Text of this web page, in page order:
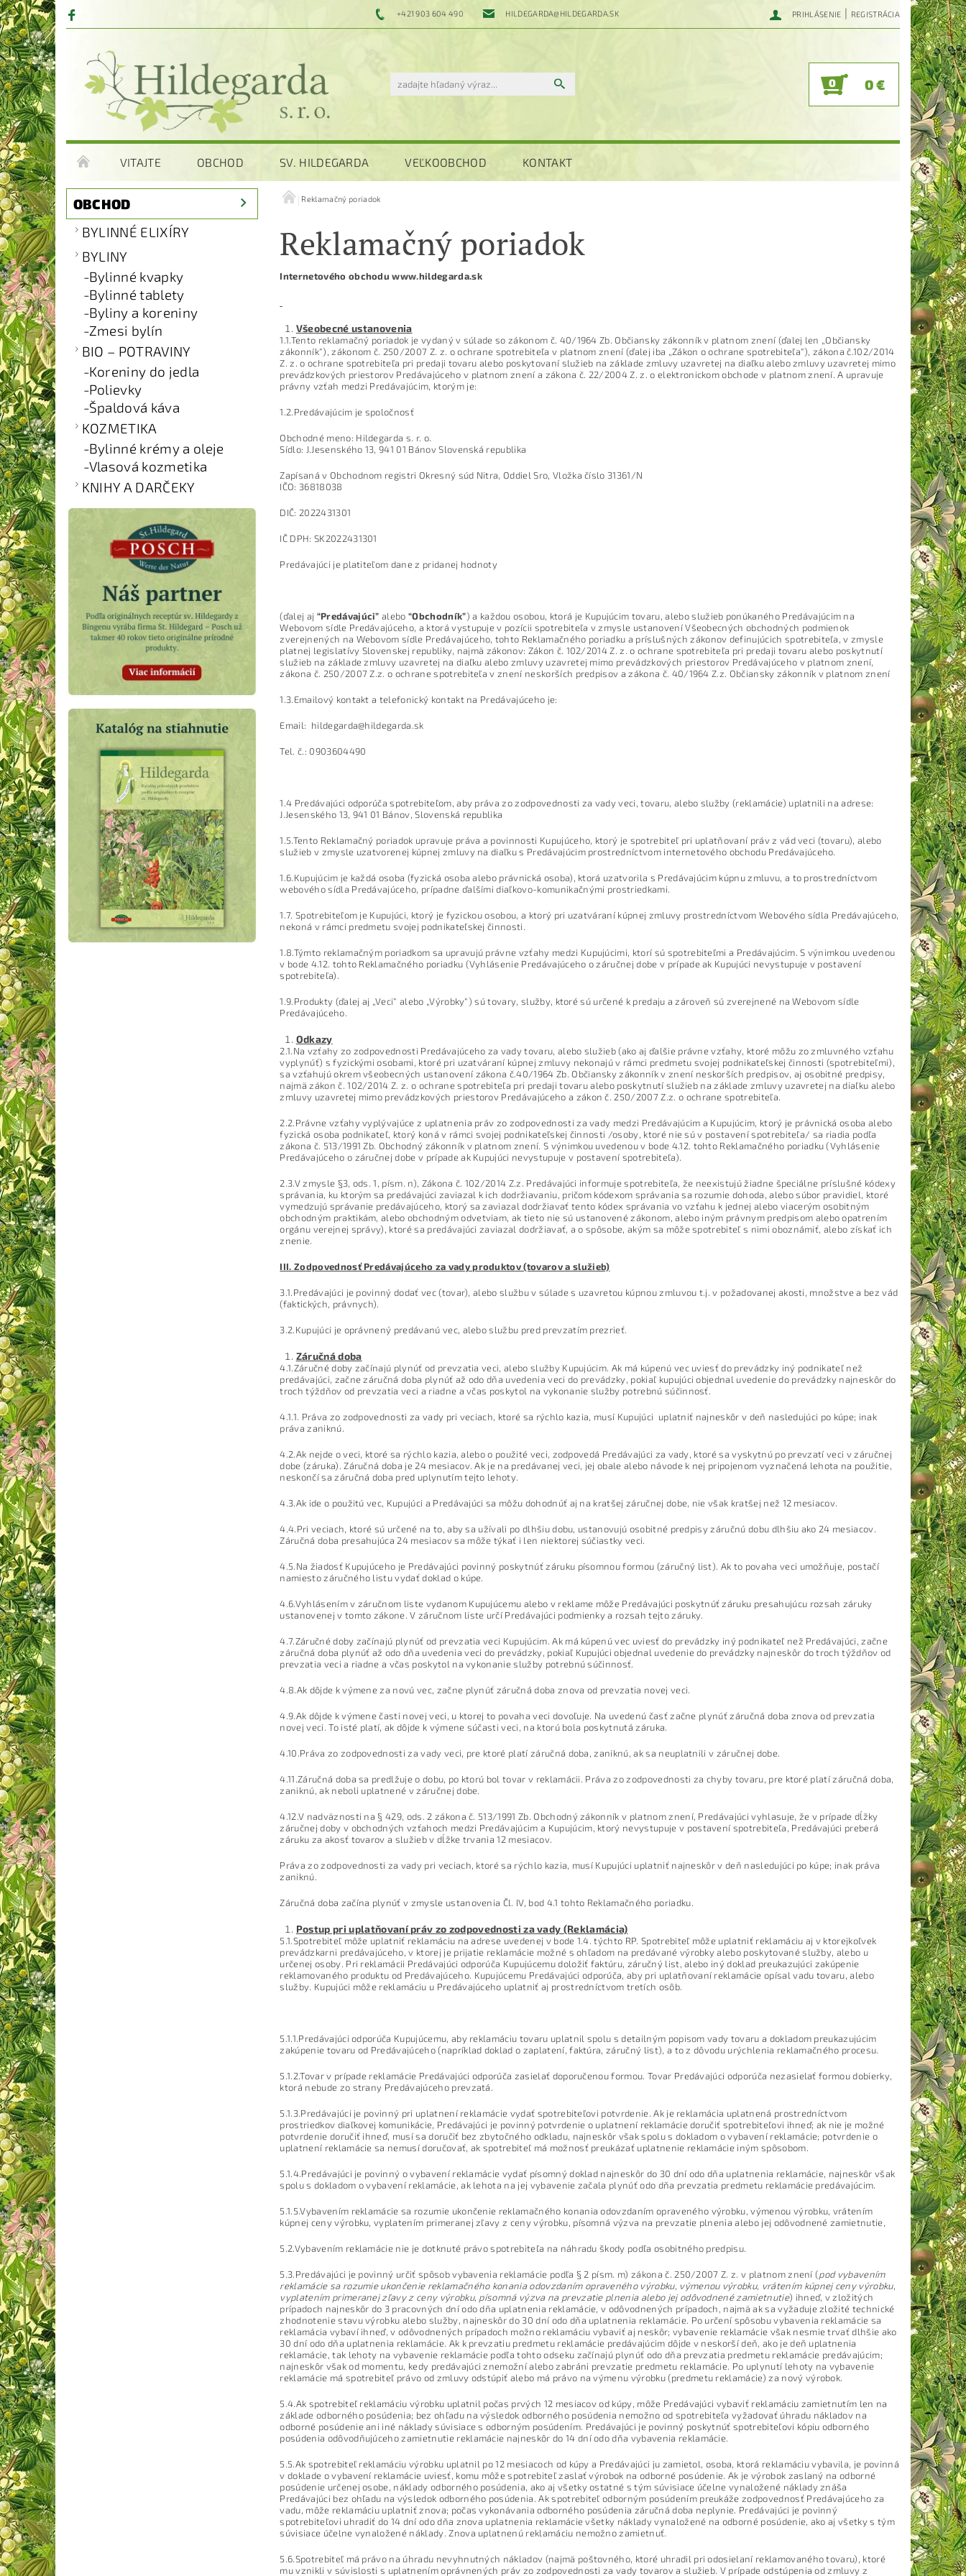
+421 903 604 490 HILDEGARDA@HILDEGARDA.SK PRIHLÁSENIE | REGISTRÁCIA
0 0 €
VITAJTE OBCHOD SV. HILDEGARDA VEĽKOOBCHOD KONTAKT
OBCHOD
BYLINNÉ ELIXÍRY
BYLINY
Bylinné kvapky
Bylinné tablety
Byliny a koreniny
Zmesi bylín
BIO – POTRAVINY
Koreniny do jedla
Polievky
Špaldová káva
KOZMETIKA
Bylinné krémy a oleje
Vlasová kozmetika
KNIHY A DARČEKY
Reklamačný poriadok
Reklamačný poriadok
Internetového obchodu www.hildegarda.sk
Všeobecné ustanovenia
1.1.Tento reklamačný poriadok je vydaný v súlade so zákonom č. 40/1964 Zb. Občiansky zákonník v platnom znení (ďalej len „Občiansky
zákonník“), zákonom č. 250/2007 Z. z. o ochrane spotrebiteľa v platnom znení (ďalej iba „Zákon o ochrane spotrebiteľa“), zákona č.102/2014
Z. z. o ochrane spotrebiteľa pri predaji tovaru alebo poskytovaní služieb na základe zmluvy uzavretej na diaľku alebo zmluvy uzavretej mimo
prevádzkových priestorov Predávajúceho v platnom znení a zákona č. 22/2004 Z. z. o elektronickom obchode v platnom znení. A upravuje
právny vzťah medzi Predávajúcim, ktorým je:
1.2.Predávajúcim je spoločnosť
Obchodné meno: Hildegarda s. r. o.
Sídlo: J.Jesenského 13, 941 01 Bánov Slovenská republika
Zapísaná v Obchodnom registri Okresný súd Nitra, Oddiel Sro, Vložka číslo 31361/N
IČO: 36818038
DIČ: 2022431301
IČ DPH: SK2022431301
Predávajúci je platiteľom dane z pridanej hodnoty
(ďalej aj “Predávajúci” alebo “Obchodník”) a každou osobou, ktorá je Kupujúcim tovaru, alebo služieb ponúkaného Predávajúcim na
Webovom sídle Predávajúceho, a ktorá vystupuje v pozícii spotrebiteľa v zmysle ustanovení Všeobecných obchodných podmienok
zverejnených na Webovom sídle Predávajúceho, tohto Reklamačného poriadku a príslušných zákonov definujúcich spotrebiteľa, v zmysle
platnej legislatívy Slovenskej republiky, najmä zákonov: Zákon č. 102/2014 Z. z. o ochrane spotrebiteľa pri predaji tovaru alebo poskytnutí
služieb na základe zmluvy uzavretej na diaľku alebo zmluvy uzavretej mimo prevádzkových priestorov Predávajúceho v platnom znení,
zákona č. 250/2007 Z.z. o ochrane spotrebiteľa v znení neskorších predpisov a zákona č. 40/1964 Z.z. Občiansky zákonník v platnom znení
1.3.Emailový kontakt a telefonický kontakt na Predávajúceho je:
Email: hildegarda@hildegarda.sk
Tel. č.: 0903604490
1.4 Predávajúci odporúča spotrebiteľom, aby práva zo zodpovednosti za vady veci, tovaru, alebo služby (reklamácie) uplatnili na adrese:
J.Jesenského 13, 941 01 Bánov, Slovenská republika
1.5.Tento Reklamačný poriadok upravuje práva a povinnosti Kupujúceho, ktorý je spotrebiteľ pri uplatňovaní práv z vád veci (tovaru), alebo
služieb v zmysle uzatvorenej kúpnej zmluvy na diaľku s Predávajúcim prostredníctvom internetového obchodu Predávajúceho.
1.6.Kupujúcim je každá osoba (fyzická osoba alebo právnická osoba), ktorá uzatvorila s Predávajúcim kúpnu zmluvu, a to prostredníctvom
webového sídla Predávajúceho, prípadne ďalšími diaľkovo-komunikačnými prostriedkami.
1.7. Spotrebiteľom je Kupujúci, ktorý je fyzickou osobou, a ktorý pri uzatváraní kúpnej zmluvy prostredníctvom Webového sídla Predávajúceho,
nekoná v rámci predmetu svojej podnikateľskej činnosti.
1.8.Týmto reklamačným poriadkom sa upravujú právne vzťahy medzi Kupujúcimi, ktorí sú spotrebiteľmi a Predávajúcim. S výnimkou uvedenou
v bode 4.12. tohto Reklamačného poriadku (Vyhlásenie Predávajúceho o záručnej dobe v prípade ak Kupujúci nevystupuje v postavení
spotrebiteľa).
1.9.Produkty (ďalej aj „Veci“ alebo „Výrobky“) sú tovary, služby, ktoré sú určené k predaju a zároveň sú zverejnené na Webovom sídle
Predávajúceho.
Odkazy
2.1.Na vzťahy zo zodpovednosti Predávajúceho za vady tovaru, alebo služieb (ako aj ďalšie právne vzťahy, ktoré môžu zo zmluvného vzťahu
vyplynúť) s fyzickými osobami, ktoré pri uzatváraní kúpnej zmluvy nekonajú v rámci predmetu svojej podnikateľskej činnosti (spotrebiteľmi),
sa vzťahujú okrem všeobecných ustanovení zákona č.40/1964 Zb. Občiansky zákonník v znení neskorších predpisov, aj osobitné predpisy,
najmä zákon č. 102/2014 Z. z. o ochrane spotrebiteľa pri predaji tovaru alebo poskytnutí služieb na základe zmluvy uzavretej na diaľku alebo
zmluvy uzavretej mimo prevádzkových priestorov Predávajúceho a zákon č. 250/2007 Z.z. o ochrane spotrebiteľa.
2.2.Právne vzťahy vyplývajúce z uplatnenia práv zo zodpovednosti za vady medzi Predávajúcim a Kupujúcim, ktorý je právnická osoba alebo
fyzická osoba podnikateľ, ktorý koná v rámci svojej podnikateľskej činnosti /osoby, ktoré nie sú v postavení spotrebiteľa/ sa riadia podľa
zákona č. 513/1991 Zb. Obchodný zákonník v platnom znení. S výnimkou uvedenou v bode 4.12. tohto Reklamačného poriadku (Vyhlásenie
Predávajúceho o záručnej dobe v prípade ak Kupujúci nevystupuje v postavení spotrebiteľa).
2.3.V zmysle §3, ods. 1, písm. n), Zákona č. 102/2014 Z.z. Predávajúci informuje spotrebiteľa, že neexistujú žiadne špeciálne príslušné kódexy
správania, ku ktorým sa predávajúci zaviazal k ich dodržiavaniu, pričom kódexom správania sa rozumie dohoda, alebo súbor pravidiel, ktoré
vymedzujú správanie predávajúceho, ktorý sa zaviazal dodržiavať tento kódex správania vo vzťahu k jednej alebo viacerým osobitným
obchodným praktikám, alebo obchodným odvetviam, ak tieto nie sú ustanovené zákonom, alebo iným právnym predpisom alebo opatrením
orgánu verejnej správy), ktoré sa predávajúci zaviazal dodržiavať, a o spôsobe, akým sa môže spotrebiteľ s nimi oboznámiť, alebo získať ich
znenie.
III. Zodpovednosť Predávajúceho za vady produktov (tovarov a služieb)
3.1.Predávajúci je povinný dodať vec (tovar), alebo službu v súlade s uzavretou kúpnou zmluvou t.j. v požadovanej akosti, množstve a bez vád
(faktických, právnych).
3.2.Kupujúci je oprávnený predávanú vec, alebo službu pred prevzatím prezrieť.
Záručná doba
4.1.Záručné doby začínajú plynúť od prevzatia veci, alebo služby Kupujúcim. Ak má kúpenú vec uviesť do prevádzky iný podnikateľ než
predávajúci, začne záručná doba plynúť až odo dňa uvedenia veci do prevádzky, pokiaľ kupujúci objednal uvedenie do prevádzky najneskôr do
troch týždňov od prevzatia veci a riadne a včas poskytol na vykonanie služby potrebnú súčinnosť.
4.1.1. Práva zo zodpovednosti za vady pri veciach, ktoré sa rýchlo kazia, musí Kupujúci uplatniť najneskôr v deň nasledujúci po kúpe; inak
práva zaniknú.
4.2.Ak nejde o veci, ktoré sa rýchlo kazia, alebo o použité veci, zodpovedá Predávajúci za vady, ktoré sa vyskytnú po prevzatí veci v záručnej
dobe (záruka). Záručná doba je 24 mesiacov. Ak je na predávanej veci, jej obale alebo návode k nej pripojenom vyznačená lehota na použitie,
neskončí sa záručná doba pred uplynutím tejto lehoty.
4.3.Ak ide o použitú vec, Kupujúci a Predávajúci sa môžu dohodnúť aj na kratšej záručnej dobe, nie však kratšej než 12 mesiacov.
4.4.Pri veciach, ktoré sú určené na to, aby sa užívali po dlhšiu dobu, ustanovujú osobitné predpisy záručnú dobu dlhšiu ako 24 mesiacov.
Záručná doba presahujúca 24 mesiacov sa môže týkať i len niektorej súčiastky veci.
4.5.Na žiadosť Kupujúceho je Predávajúci povinný poskytnúť záruku písomnou formou (záručný list). Ak to povaha veci umožňuje, postačí
namiesto záručného listu vydať doklad o kúpe.
4.6.Vyhlásením v záručnom liste vydanom Kupujúcemu alebo v reklame môže Predávajúci poskytnúť záruku presahujúcu rozsah záruky
ustanovenej v tomto zákone. V záručnom liste určí Predávajúci podmienky a rozsah tejto záruky.
4.7.Záručné doby začínajú plynúť od prevzatia veci Kupujúcim. Ak má kúpenú vec uviesť do prevádzky iný podnikateľ než Predávajúci, začne
záručná doba plynúť až odo dňa uvedenia veci do prevádzky, pokiaľ Kupujúci objednal uvedenie do prevádzky najneskôr do troch týždňov od
prevzatia veci a riadne a včas poskytol na vykonanie služby potrebnú súčinnosť.
4.8.Ak dôjde k výmene za novú vec, začne plynúť záručná doba znova od prevzatia novej veci.
4.9.Ak dôjde k výmene časti novej veci, u ktorej to povaha veci dovoľuje. Na uvedenú časť začne plynúť záručná doba znova od prevzatia
novej veci. To isté platí, ak dôjde k výmene súčasti veci, na ktorú bola poskytnutá záruka.
4.10.Práva zo zodpovednosti za vady veci, pre ktoré platí záručná doba, zaniknú, ak sa neuplatnili v záručnej dobe.
4.11.Záručná doba sa predlžuje o dobu, po ktorú bol tovar v reklamácii. Práva zo zodpovednosti za chyby tovaru, pre ktoré platí záručná doba,
zaniknú, ak neboli uplatnené v záručnej dobe.
4.12.V nadväznosti na § 429, ods. 2 zákona č. 513/1991 Zb. Obchodný zákonník v platnom znení, Predávajúci vyhlasuje, že v prípade dĺžky
záručnej doby v obchodných vzťahoch medzi Predávajúcim a Kupujúcim, ktorý nevystupuje v postavení spotrebiteľa, Predávajúci preberá
záruku za akosť tovarov a služieb v dĺžke trvania 12 mesiacov.
Práva zo zodpovednosti za vady pri veciach, ktoré sa rýchlo kazia, musí Kupujúci uplatniť najneskôr v deň nasledujúci po kúpe; inak práva
zaniknú.
Záručná doba začína plynúť v zmysle ustanovenia Čl. IV, bod 4.1 tohto Reklamačného poriadku.
Postup pri uplatňovaní práv zo zodpovednosti za vady (Reklamácia)
5.1.Spotrebiteľ môže uplatniť reklamáciu na adrese uvedenej v bode 1.4. týchto RP. Spotrebiteľ môže uplatniť reklamáciu aj v ktorejkoľvek
prevádzkarni predávajúceho, v ktorej je prijatie reklamácie možné s ohľadom na predávané výrobky alebo poskytované služby, alebo u
určenej osoby. Pri reklamácii Predávajúci odporúča Kupujúcemu doložiť faktúru, záručný list, alebo iný doklad preukazujúci zakúpenie
reklamovaného produktu od Predávajúceho. Kupujúcemu Predávajúci odporúča, aby pri uplatňovaní reklamácie opísal vadu tovaru, alebo
služby. Kupujúci môže reklamáciu u Predávajúceho uplatniť aj prostredníctvom tretích osôb.
5.1.1.Predávajúci odporúča Kupujúcemu, aby reklamáciu tovaru uplatnil spolu s detailným popisom vady tovaru a dokladom preukazujúcim
zakúpenie tovaru od Predávajúceho (napríklad doklad o zaplatení, faktúra, záručný list), a to z dôvodu urýchlenia reklamačného procesu.
5.1.2.Tovar v prípade reklamácie Predávajúci odporúča zasielať doporučenou formou. Tovar Predávajúci odporúča nezasielať formou dobierky,
ktorá nebude zo strany Predávajúceho prevzatá.
5.1.3.Predávajúci je povinný pri uplatnení reklamácie vydať spotrebiteľovi potvrdenie. Ak je reklamácia uplatnená prostredníctvom
prostriedkov diaľkovej komunikácie, Predávajúci je povinný potvrdenie o uplatnení reklamácie doručiť spotrebiteľovi ihneď; ak nie je možné
potvrdenie doručiť ihneď, musí sa doručiť bez zbytočného odkladu, najneskôr však spolu s dokladom o vybavení reklamácie; potvrdenie o
uplatnení reklamácie sa nemusí doručovať, ak spotrebiteľ má možnosť preukázať uplatnenie reklamácie iným spôsobom.
5.1.4.Predávajúci je povinný o vybavení reklamácie vydať písomný doklad najneskôr do 30 dní odo dňa uplatnenia reklamácie, najneskôr však
spolu s dokladom o vybavení reklamácie, ak lehota na jej vybavenie začala plynúť odo dňa prevzatia predmetu reklamácie predávajúcim.
5.1.5.Vybavením reklamácie sa rozumie ukončenie reklamačného konania odovzdaním opraveného výrobku, výmenou výrobku, vrátením
kúpnej ceny výrobku, vyplatením primeranej zľavy z ceny výrobku, písomná výzva na prevzatie plnenia alebo jej odôvodnené zamietnutie,
5.2.Vybavením reklamácie nie je dotknuté právo spotrebiteľa na náhradu škody podľa osobitného predpisu.
5.3.Predávajúci je povinný určiť spôsob vybavenia reklamácie podľa § 2 písm. m) zákona č. 250/2007 Z. z. v platnom znení (pod vybavením
reklamácie sa rozumie ukončenie reklamačného konania odovzdaním opraveného výrobku, výmenou výrobku, vrátením kúpnej ceny výrobku,
vyplatením primeranej zľavy z ceny výrobku, písomná výzva na prevzatie plnenia alebo jej odôvodnené zamietnutie) ihneď, v zložitých
prípadoch najneskôr do 3 pracovných dní odo dňa uplatnenia reklamácie, v odôvodnených prípadoch, najmä ak sa vyžaduje zložité technické
zhodnotenie stavu výrobku alebo služby, najneskôr do 30 dní odo dňa uplatnenia reklamácie. Po určení spôsobu vybavenia reklamácie sa
reklamácia vybaví ihneď, v odôvodnených prípadoch možno reklamáciu vybaviť aj neskôr; vybavenie reklamácie však nesmie trvať dlhšie ako
30 dní odo dňa uplatnenia reklamácie. Ak k prevzatiu predmetu reklamácie predávajúcim dôjde v neskorší deň, ako je deň uplatnenia
reklamácie, tak lehoty na vybavenie reklamácie podľa tohto odseku začínajú plynúť odo dňa prevzatia predmetu reklamácie predávajúcim;
najneskôr však od momentu, kedy predávajúci znemožní alebo zabráni prevzatie predmetu reklamácie. Po uplynutí lehoty na vybavenie
reklamácie má spotrebiteľ právo od zmluvy odstúpiť alebo má právo na výmenu výrobku (predmetu reklamácie) za nový výrobok.
5.4.Ak spotrebiteľ reklamáciu výrobku uplatnil počas prvých 12 mesiacov od kúpy, môže Predávajúci vybaviť reklamáciu zamietnutím len na
základe odborného posúdenia; bez ohľadu na výsledok odborného posúdenia nemožno od spotrebiteľa vyžadovať úhradu nákladov na
odborné posúdenie ani iné náklady súvisiace s odborným posúdením. Predávajúci je povinný poskytnúť spotrebiteľovi kópiu odborného
posúdenia odôvodňujúceho zamietnutie reklamácie najneskôr do 14 dní odo dňa vybavenia reklamácie.
5.5.Ak spotrebiteľ reklamáciu výrobku uplatnil po 12 mesiacoch od kúpy a Predávajúci ju zamietol, osoba, ktorá reklamáciu vybavila, je povinná
v doklade o vybavení reklamácie uviesť, komu môže spotrebiteľ zaslať výrobok na odborné posúdenie. Ak je výrobok zaslaný na odborné
posúdenie určenej osobe, náklady odborného posúdenia, ako aj všetky ostatné s tým súvisiace účelne vynaložené náklady znáša
Predávajúci bez ohľadu na výsledok odborného posúdenia. Ak spotrebiteľ odborným posúdením preukáže zodpovednosť Predávajúceho za
vadu, môže reklamáciu uplatniť znova; počas vykonávania odborného posúdenia záručná doba neplynie. Predávajúci je povinný
spotrebiteľovi uhradiť do 14 dní odo dňa znova uplatnenia reklamácie všetky náklady vynaložené na odborné posúdenie, ako aj všetky s tým
súvisiace účelne vynaložené náklady. Znova uplatnenú reklamáciu nemožno zamietnuť.
5.6.Spotrebiteľ má právo na úhradu nevyhnutných nákladov (najmä poštovného, ktoré uhradil pri odosielaní reklamovaného tovaru), ktoré
mu vznikli v súvislosti s uplatnením oprávnených práv zo zodpovednosti za vady tovarov a služieb. V prípade odstúpenia od zmluvy z